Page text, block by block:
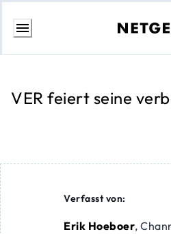
Zum
VER feiert seine
Verfasst von:
Erik Hoeboer,